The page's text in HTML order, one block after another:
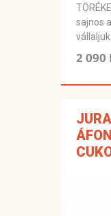
sajnos
vállaljuk.
2 090